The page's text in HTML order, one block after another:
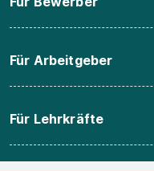
Für Arbeitgeber
Für Lehrkräfte